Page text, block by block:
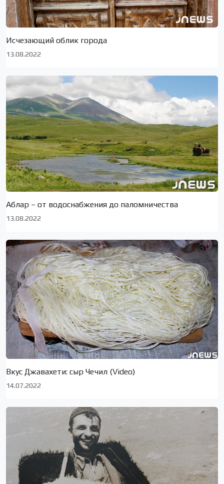
Исчезающий облик города
13.08.2022
Аблар – от водоснабжения до паломничества
13.08.2022
Вкус Джавахети: сыр Чечил (Video)
14.07.2022